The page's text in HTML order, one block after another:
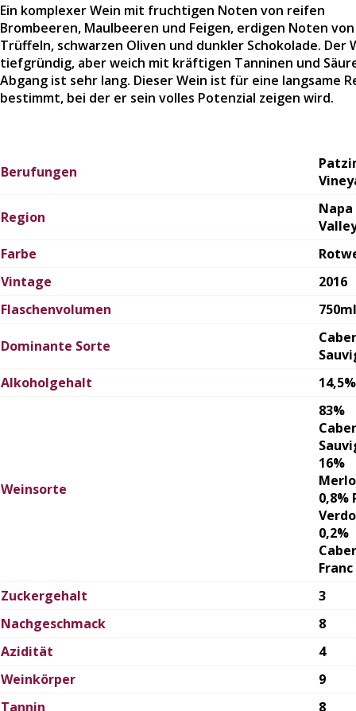
Berufungen
Region
Napa
Farbe
Vintage
2016
Flaschenvolumen
750ml
Dominante Sorte
Alkoholgehalt
14,5%
Weinsorte
83%
16%
0,8%
0,2%
Franc
Zuckergehalt
3
Nachgeschmack
8
Azidität
4
Weinkörper
9
Tannin
8
Ein komplexer Wein mit fruchtigen Noten von reifen
Brombeeren, Maulbeeren und Feigen, erdigen Noten von
Trüffeln, schwarzen Oliven und dunkler Schokolade. Der
tiefgründig, aber weich mit kräftigen Tanninen und
Abgang ist sehr lang. Dieser Wein ist für eine langsame
bestimmt, bei der er sein volles Potenzial zeigen wird.